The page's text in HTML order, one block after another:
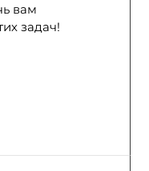
вам
задач!